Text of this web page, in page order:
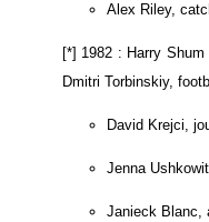
Alex Riley,
[*] 1982 : Harry
Dmitri Torbinskiy,
David Krejci,
Jenna
Janieck Blanc,